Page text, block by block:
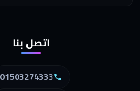
اتصل بنا
01503274333